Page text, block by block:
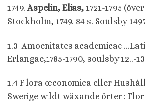
1749.Aspelin, Elias, 1721-1795
Stockholm, 1749. 84 s. Soulsby
1.3 Amoenitates academicae
Erlangae,1785-1790, soulsby 12..-
1.4 F lora œconomica eller
Swerige wildt wäxande örter :